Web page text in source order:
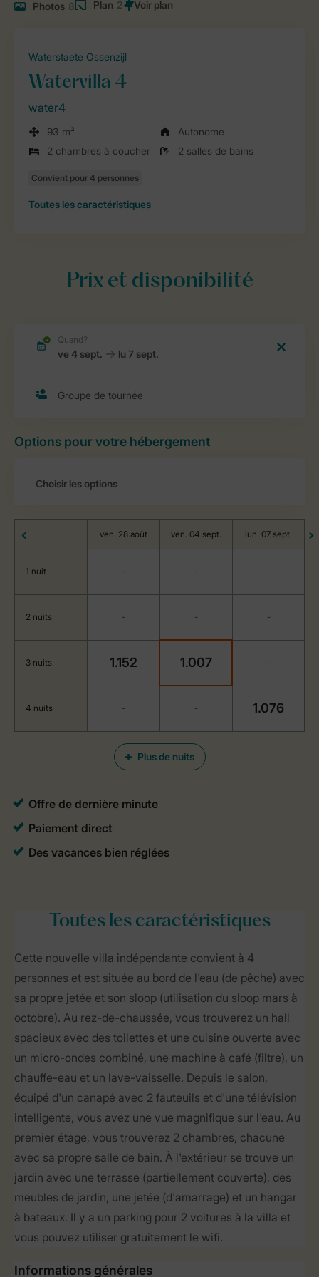
Photos 8 Plan 2
Waterstaete Ossenzijl
Watervilla 4
water4
93 m²
Autonome
2 chambres à coucher
2 salles de bains
Toutes les caractéristiques
Prix et disponibilité
Options pour votre hébergement
Plus de nuits
ven. 28 août ven. 04 sept. lun. 07 sept.
1 nuit - - -
2 nuits - - -
3 nuits 1.152 1.007 -
4 nuits - - 1.076
Toutesles caractéristiques
Cette nouvelle villa indépendante convient à 4
personnes et est située au bord de l'eau (de pêche) avec
sa propre jetée et son sloop (utilisation du sloop mars à
octobre). Au rez-de-chaussée, vous trouverez un hall
spacieux avec des toilettes et une cuisine ouverte avec
un micro-ondes combiné, une machine à café (filtre), un
chauffe-eau et un lave-vaisselle. Depuis le salon,
équipé d'un canapé avec 2 fauteuils et d'une télévision
intelligente, vous avez une vue magnifique sur l'eau. Au
premier étage, vous trouverez 2 chambres, chacune
avec sa propre salle de bain. À l'extérieur se trouve un
jardin avec une terrasse (partiellement couverte), des
meubles de jardin, une jetée (d'amarrage) et un hangar
à bateaux. Il y a un parking pour 2 voitures à la villa et
vous pouvez utiliser gratuitement le wifi.
Informations générales